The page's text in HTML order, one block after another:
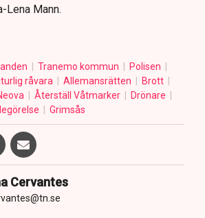
Lena Mann.
Tranemo kommun
Polisen
råvara
Allemansrätten
Brott
Återställ Våtmarker
Drönare
Grimsås
Cervantes